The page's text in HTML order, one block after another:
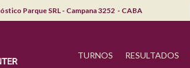
Parque SRL - Campana 3252 - CABA
TURNOS RESULTADOS